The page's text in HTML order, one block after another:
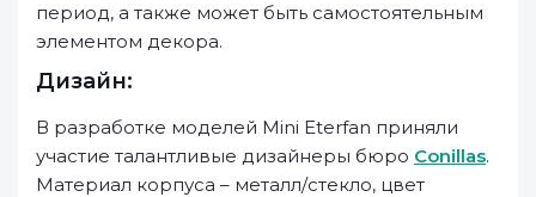
период, а также может быть самостоятельным
элементом декора.
Дизайн:
В разработке моделей Mini Eterfan приняли
участие талантливые дизайнеры бюро Conillas.
Материал корпуса – металл/стекло, цвет